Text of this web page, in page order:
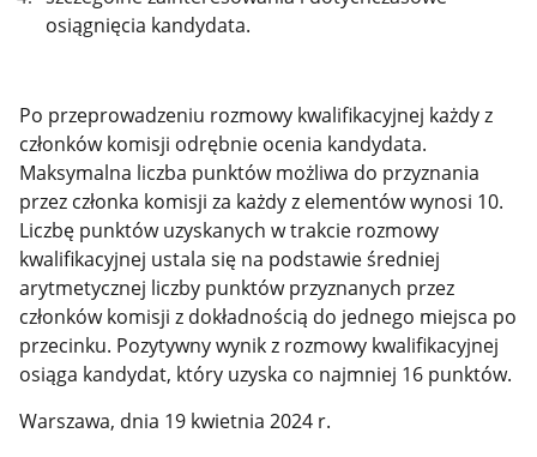
osiągnięcia kandydata.
Po przeprowadzeniu rozmowy kwalifikacyjnej każdy z
członków komisji odrębnie ocenia kandydata.
Maksymalna liczba punktów możliwa do przyznania
przez członka komisji za każdy z elementów wynosi 10.
Liczbę punktów uzyskanych w trakcie rozmowy
kwalifikacyjnej ustala się na podstawie średniej
arytmetycznej liczby punktów przyznanych przez
członków komisji z dokładnością do jednego miejsca po
przecinku. Pozytywny wynik z rozmowy kwalifikacyjnej
osiąga kandydat, który uzyska co najmniej 16 punktów.
Warszawa, dnia 19 kwietnia 2024 r.